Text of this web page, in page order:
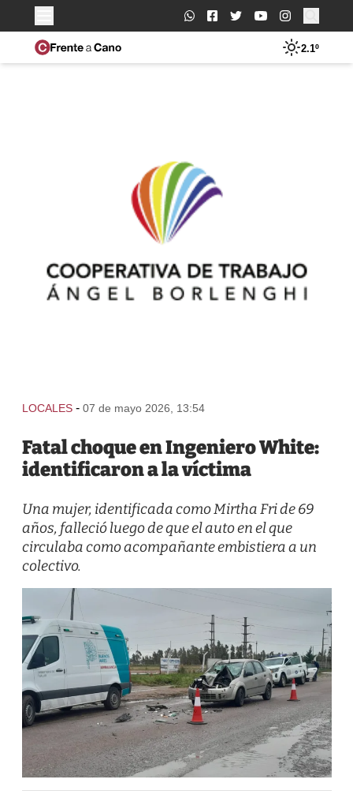
Buscar:
2.1º
LOCALES - 07 de mayo 2026, 13:54
Fatal choque en Ingeniero White:
identificaron a la víctima
Una mujer, identificada como Mirtha Fri de 69
años, falleció luego de que el auto en el que
circulaba como acompañante embistiera a un
colectivo.